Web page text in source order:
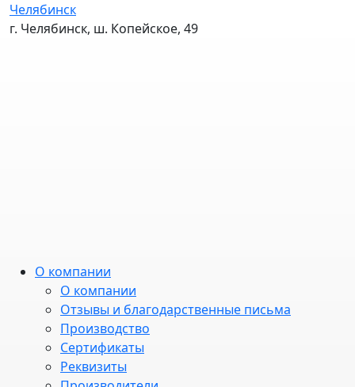
Челябинск
г. Челябинск, ш. Копейское, 49
О компании
О компании
Отзывы и благодарственные письма
Производство
Сертификаты
Реквизиты